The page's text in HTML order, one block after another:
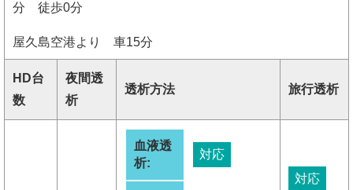
分 徒歩0分
屋久島空港より 車15分
HD台
数
夜間透
析
透析方法 旅行透析
血液透
析:
対応
対応